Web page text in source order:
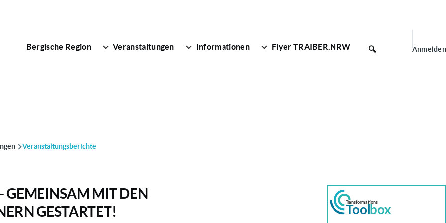
MAIN
Bergische Region Veranstaltungen Informationen
von Informationen Flyer TRAIBER.NRW 🔍
User
Anmelden
Veranstaltungsberichte
GEMEINSAM MIT DEN
GESTARTET!